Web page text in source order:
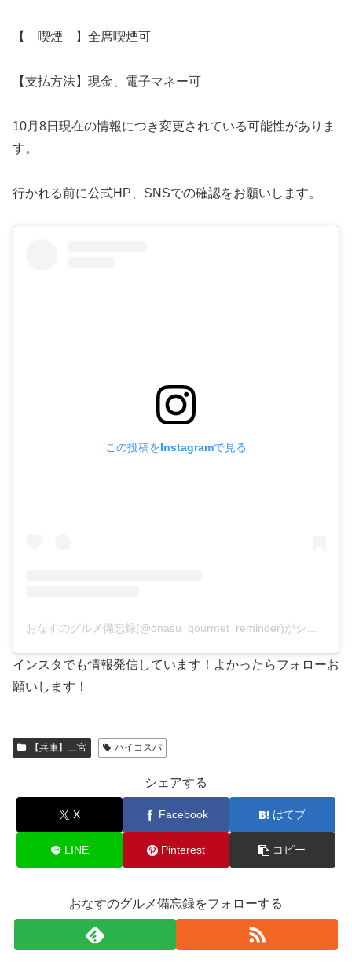
【 喫煙 】全席喫煙可
【支払方法】現金、電子マネー可
10月8日現在の情報につき変更されている可能性がありま
す。
行かれる前に公式HP、SNSでの確認をお願いします。
この投稿をInstagramで見る
インスタでも情報発信しています！よかったらフォローお
願いします！
【兵庫】三宮 ハイコスパ
シェアする
X Facebook はてブ
LINE Pinterest コピー
おなすのグルメ備忘録をフォローする